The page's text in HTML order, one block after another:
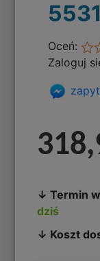
Oceń:
Zaloguj
↓ Termin
dziś
↓ Koszt